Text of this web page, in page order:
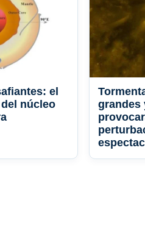
el
núcleo
grandes